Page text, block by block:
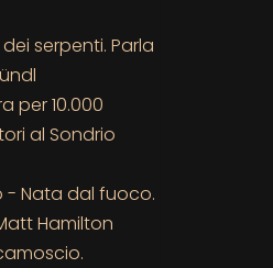
serpenti. Parla
per 10.000
al Sondrio
- Nata dal fuoco.
Hamilton